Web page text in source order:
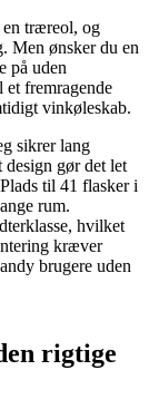
en træreol, og
Men ønsker du en
på uden
fremragende
vinkøleskab.
sikrer lang
gør det let
til 41 flasker i
rum.
hvilket
kræver
brugere uden
rigtige